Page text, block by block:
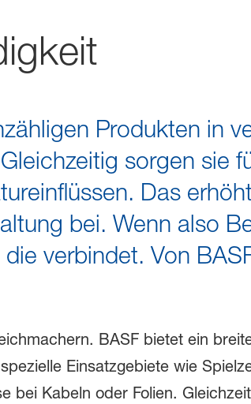
Produkten in
sorgen sie
Das
bei. Wenn also
verbindet. Von
BASF bietet ein
Einsatzgebiete wie
bei Kabeln oder Folien.